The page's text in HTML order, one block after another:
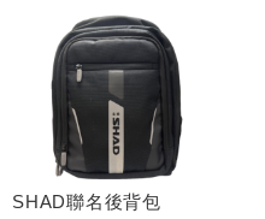
SHAD聯名後背包